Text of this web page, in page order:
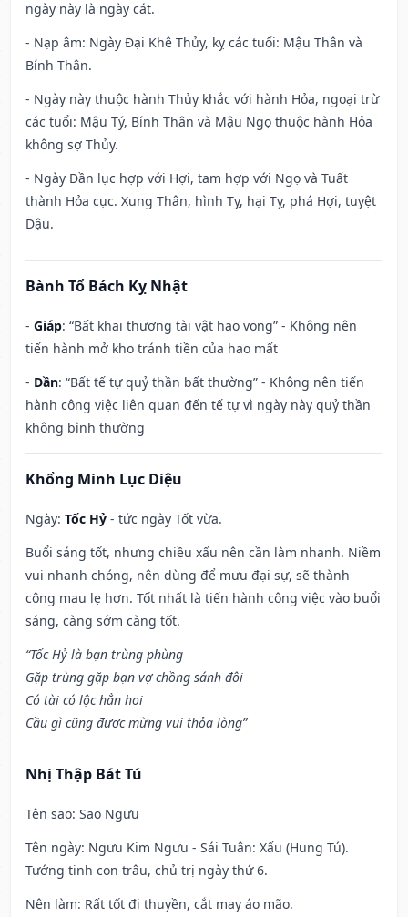
ngày này là ngày cát.
- Nạp âm: Ngày Đại Khê Thủy, kỵ các tuổi: Mậu Thân và
Bính Thân.
- Ngày này thuộc hành Thủy khắc với hành Hỏa, ngoại trừ
các tuổi: Mậu Tý, Bính Thân và Mậu Ngọ thuộc hành Hỏa
không sợ Thủy.
- Ngày Dần lục hợp với Hợi, tam hợp với Ngọ và Tuất
thành Hỏa cục. Xung Thân, hình Tỵ, hại Tỵ, phá Hợi, tuyệt
Dậu.
Bành Tổ Bách Kỵ Nhật
- Giáp: “Bất khai thương tài vật hao vong” - Không nên
tiến hành mở kho tránh tiền của hao mất
- Dần: “Bất tế tự quỷ thần bất thường” - Không nên tiến
hành công việc liên quan đến tế tự vì ngày này quỷ thần
không bình thường
Khổng Minh Lục Diệu
Ngày: Tốc Hỷ - tức ngày Tốt vừa.
Buổi sáng tốt, nhưng chiều xấu nên cần làm nhanh. Niềm
vui nhanh chóng, nên dùng để mưu đại sự, sẽ thành
công mau lẹ hơn. Tốt nhất là tiến hành công việc vào buổi
sáng, càng sớm càng tốt.
“Tốc Hỷ là bạn trùng phùng
Gặp trùng gặp bạn vợ chồng sánh đôi
Có tài có lộc hẳn hoi
Cầu gì cũng được mừng vui thỏa lòng”
Nhị Thập Bát Tú
Tên sao: Sao Ngưu
Tên ngày: Ngưu Kim Ngưu - Sái Tuân: Xấu (Hung Tú).
Tướng tinh con trâu, chủ trị ngày thứ 6.
Nên làm: Rất tốt đi thuyền, cắt may áo mão.